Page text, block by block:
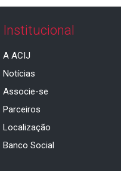
Institucional
A ACIJ
Notícias
Associe-se
Parceiros
Localização
Banco Social